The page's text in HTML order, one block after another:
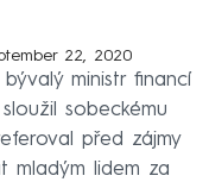
22, 2020
ministr financí
sobeckému
před zájmy
mladým lidem za